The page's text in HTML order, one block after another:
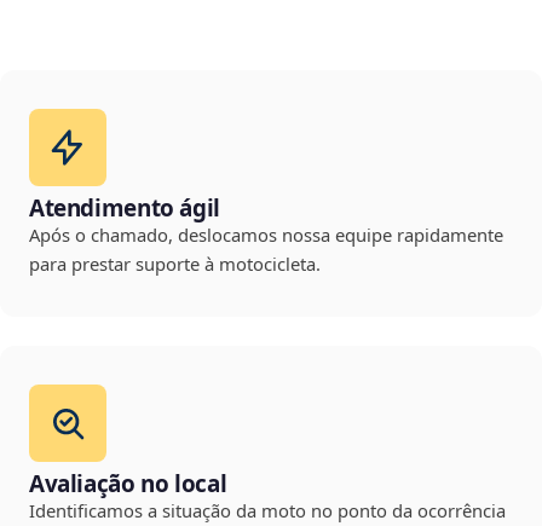
Atendimento ágil
Após o chamado, deslocamos nossa equipe rapidamente
para prestar suporte à motocicleta.
Avaliação no local
Identificamos a situação da moto no ponto da ocorrência